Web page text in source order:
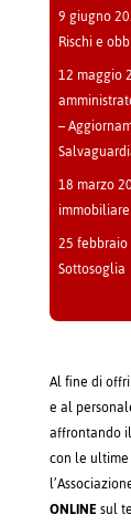
9 giugno
Rischi e
12 maggio
–
18 marzo
25
Sottosoglia
Al fine di
e al
affrontando
con le
ONLINEsul